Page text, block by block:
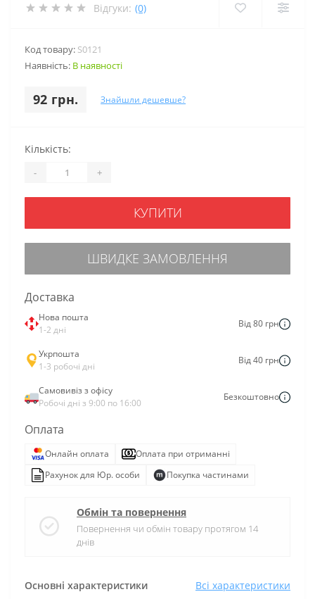
Відгуки: (0)
Код товару: S0121
Наявність: В наявності
92 грн. Знайшли дешевше?
Основні характеристики Всі характеристики
Кількість:
- +
КУПИТИ
ШВИДКЕ ЗАМОВЛЕННЯ
Доставка
Нова пошта
1-2 дні
Від 80 грн
Укрпошта
1-3 робочі дні
Від 40 грн
Самовивіз з офісу
Робочі дні з 9:00 по 16:00
Безкоштовно
Оплата
Онлайн оплата
Оплата при отриманні
Рахунок для Юр. особи
Покупка частинами
Обмін та повернення
Повернення чи обмін товару протягом 14
днів